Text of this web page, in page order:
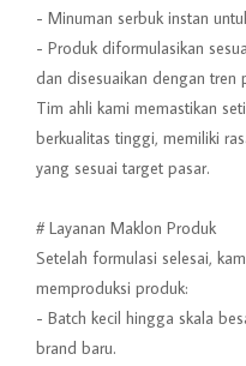
- Minuman serbuk instan
- Produk diformulasikan
dan disesuaikan dengan tren
Tim ahli kami memastikan
berkualitas tinggi, memiliki
yang sesuai target pasar.
# Layanan Maklon Produk
Setelah formulasi selesai,
memproduksi produk:
- Batch kecil hingga skala
brand baru.